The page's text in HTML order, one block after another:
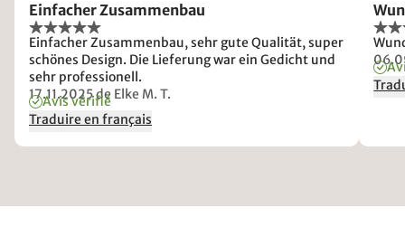
Einfacher Zusammenbau
Einfacher Zusammenbau, sehr gute Qualität, super
schönes Design. Die Lieferung war ein Gedicht und
sehr professionell.
17.11.2025de Elke M. T.
Avis vérifié
Traduire en français